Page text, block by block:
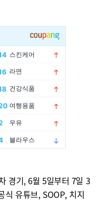
경기, 6월 5일부터 7일 3
식 유튜브, SOOP, 치지